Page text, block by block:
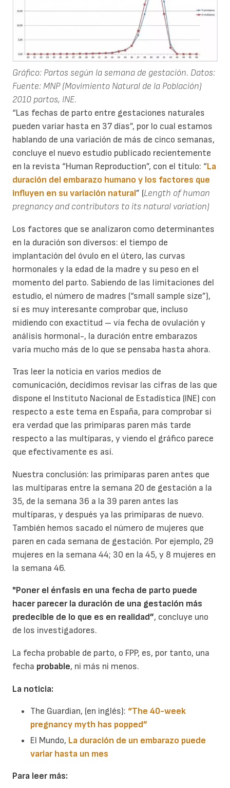
Gráfico: Partos según la semana de gestación. Datos:
Fuente: MNP (Movimiento Natural de la Población)
2010 partos, INE.
“Las fechas de parto entre gestaciones naturales
pueden variar hasta en 37 días”, por lo cual estamos
hablando de una variación de más de cinco semanas,
concluye el nuevo estudio publicado recientemente
en la revista “Human Reproduction”, con el título: “La
duración del embarazo humano y los factores que
influyen en su variación natural” (Length of human
pregnancy and contributors to its natural variation)
Los factores que se analizaron como determinantes
en la duración son diversos: el tiempo de
implantación del óvulo en el útero, las curvas
hormonales y la edad de la madre y su peso en el
momento del parto. Sabiendo de las limitaciones del
estudio, el número de madres (“small sample size”),
sí es muy interesante comprobar que, incluso
midiendo con exactitud – vía fecha de ovulación y
análisis hormonal-, la duración entre embarazos
varía mucho más de lo que se pensaba hasta ahora.
Tras leer la noticia en varios medios de
comunicación, decidimos revisar las cifras de las que
dispone el Instituto Nacional de Estadística (INE) con
respecto a este tema en España, para comprobar si
era verdad que las primíparas paren más tarde
respecto a las multíparas, y viendo el gráfico parece
que efectivamente es así.
Nuestra conclusión: las primíparas paren antes que
las multíparas entre la semana 20 de gestación a la
35, de la semana 36 a la 39 paren antes las
multíparas, y después ya las primíparas de nuevo.
También hemos sacado el número de mujeres que
paren en cada semana de gestación. Por ejemplo, 29
mujeres en la semana 44; 30 en la 45, y 8 mujeres en
la semana 46.
"Poner el énfasis en una fecha de parto puede
hacer parecer la duración de una gestación más
predecible de lo que es en realidad”, concluye uno
de los investigadores.
La fecha probable de parto, o FPP, es, por tanto, una
fecha probable, ni más ni menos.
La noticia:
The Guardian, (en inglés): “The 40-week
pregnancy myth has popped”
El Mundo, La duración de un embarazo puede
variar hasta un mes
Para leer más: